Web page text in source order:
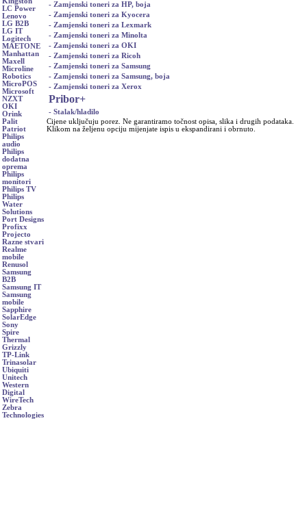
LC Power
Lenovo
LG B2B
LG IT
Logitech
MAETONE
Manhattan
Maxell
Microline
Robotics
MicroPOS
Microsoft
NZXT
OKI
Orink
Palit
Patriot
Philips
audio
Philips
dodatna
oprema
Philips
monitori
Philips TV
Philips
Water
Solutions
Port Designs
Profixx
Projecto
Razne stvari
Realme
mobile
Renusol
Samsung
B2B
Samsung IT
Samsung
mobile
Sapphire
SolarEdge
Sony
Spire
Thermal
Grizzly
TP-Link
Trinasolar
Ubiquiti
Unitech
Western
Digital
WireTech
Zebra
Technologies
- Zamjenski toneri za HP, boja
- Zamjenski toneri za Kyocera
- Zamjenski toneri za Lexmark
- Zamjenski toneri za Minolta
- Zamjenski toneri za OKI
- Zamjenski toneri za Ricoh
- Zamjenski toneri za Samsung
- Zamjenski toneri za Samsung, boja
- Zamjenski toneri za Xerox
Pribor+
- Stalak/hladilo
Cijene uključuju porez. Ne garantiramo točnost opisa, slika i drugih podataka.
Klikom na željenu opciju mijenjate ispis u ekspandirani i obrnuto.